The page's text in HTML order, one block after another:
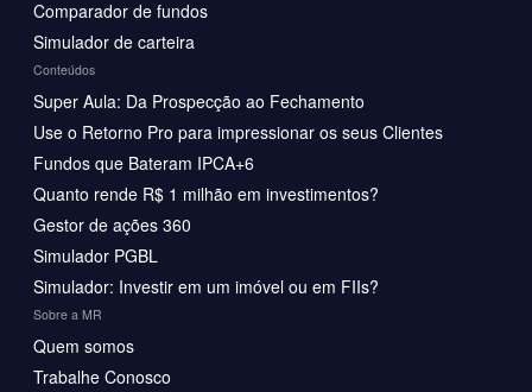
Comparador de fundos
Simulador de carteira
Conteúdos
Super Aula: Da Prospecção ao Fechamento
Use o Retorno Pro para impressionar os seus Clientes
Fundos que Bateram IPCA+6
Quanto rende R$ 1 milhão em investimentos?
Gestor de ações 360
Simulador PGBL
Simulador: Investir em um imóvel ou em FIIs?
Sobre a MR
Quem somos
Trabalhe Conosco